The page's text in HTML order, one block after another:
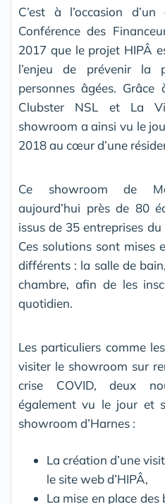
C’est à l’occasion
Conférence des
2017 que le projet HIPÂ
l’enjeu de prévenir la
personnes âgées.
Clubster NSL et La
showroom a ainsi vu le
2018 au cœur d’une
Ce showroom de
aujourd’hui près de 80
issus de 35 entreprises
Ces solutions sont mises
différents : la salle de
chambre, afin de les
quotidien.
Les particuliers comme
visiter le showroom sur
crise COVID, deux
également vu le jour et
showroom d’Harnes :
La création d’une
le site web d’HIPÂ,
La mise en place